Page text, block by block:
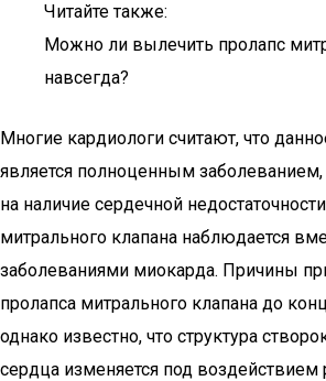
Читайте также:
Можно ли вылечить пролапс
навсегда?
Многие кардиологи считают, что
является полноценным
на наличие сердечной
митрального клапана наблюдается
заболеваниями миокарда. Причины
пролапса митрального клапана до
однако известно, что структура
сердца изменяется под воздействием